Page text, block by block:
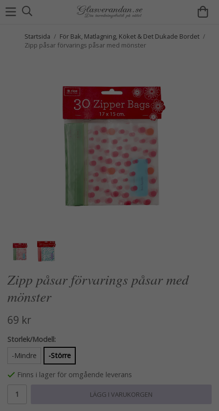
Startsida / För Bak, Matlagning, Köket & Det Dukade Bordet /
Zipp påsar förvarings påsar med mönster
Zipp påsar förvarings påsar med
mönster
69 kr
Storlek/Modell:
-Mindre
-Större
Finns i lager för omgående leverans
LÄGG I VARUKORGEN